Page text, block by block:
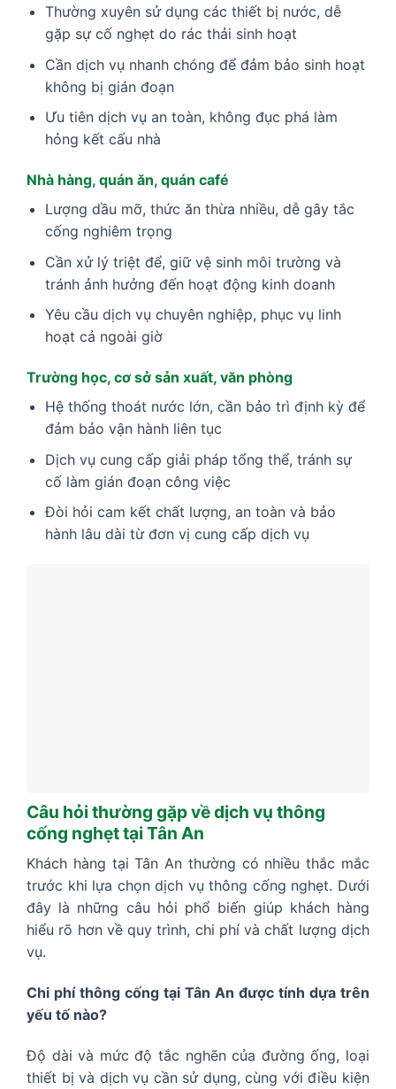
Thường xuyên sử dụng các thiết bị nước, dễ
gặp sự cố nghẹt do rác thải sinh hoạt
Cần dịch vụ nhanh chóng để đảm bảo sinh hoạt
không bị gián đoạn
Ưu tiên dịch vụ an toàn, không đục phá làm
hỏng kết cấu nhà
Nhà hàng, quán ăn, quán café
Lượng dầu mỡ, thức ăn thừa nhiều, dễ gây tắc
cống nghiêm trọng
Cần xử lý triệt để, giữ vệ sinh môi trường và
tránh ảnh hưởng đến hoạt động kinh doanh
Yêu cầu dịch vụ chuyên nghiệp, phục vụ linh
hoạt cả ngoài giờ
Trường học, cơ sở sản xuất, văn phòng
Hệ thống thoát nước lớn, cần bảo trì định kỳ để
đảm bảo vận hành liên tục
Dịch vụ cung cấp giải pháp tổng thể, tránh sự
cố làm gián đoạn công việc
Đòi hỏi cam kết chất lượng, an toàn và bảo
hành lâu dài từ đơn vị cung cấp dịch vụ
Câu hỏi thường gặp về dịch vụ thông
cống nghẹt tại Tân An
Khách hàng tại Tân An thường có nhiều thắc mắc
trước khi lựa chọn dịch vụ thông cống nghẹt. Dưới
đây là những câu hỏi phổ biến giúp khách hàng
hiểu rõ hơn về quy trình, chi phí và chất lượng dịch
vụ.
Chi phí thông cống tại Tân An được tính dựa trên
yếu tố nào?
Độ dài và mức độ tắc nghẽn của đường ống, loại
thiết bị và dịch vụ cần sử dụng, cùng với điều kiện